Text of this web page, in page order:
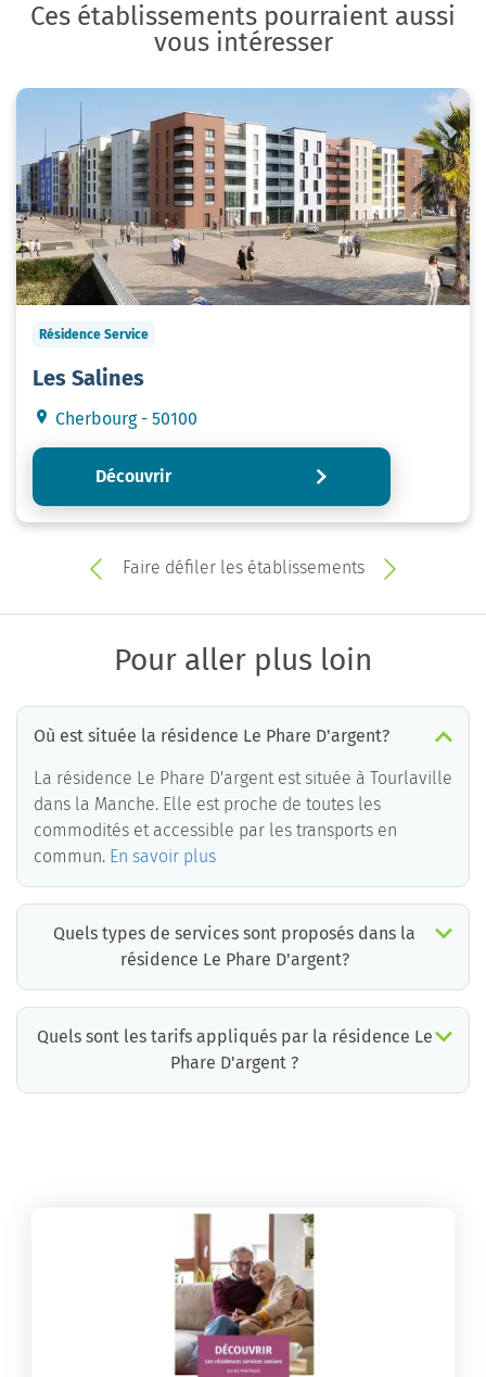
Ces établissements pourraient aussi
vous intéresser
Résidence Service
Les Salines
Cherbourg - 50100
Découvrir
Faire défiler les établissements
Pour aller plus loin
Où est située la résidence Le Phare D'argent?
La résidence Le Phare D'argent est située à Tourlaville
dans la Manche. Elle est proche de toutes les
commodités et accessible par les transports en
commun. En savoir plus
Quels types de services sont proposés dans la
résidence Le Phare D'argent?
Quels sont les tarifs appliqués par la résidence Le
Phare D'argent ?